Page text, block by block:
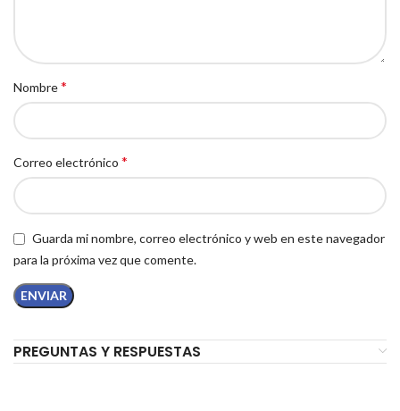
Nombre*
Correo electrónico *
Guarda mi nombre, correo electrónico y web en este navegador
para la próxima vez que comente.
PREGUNTAS Y RESPUESTAS